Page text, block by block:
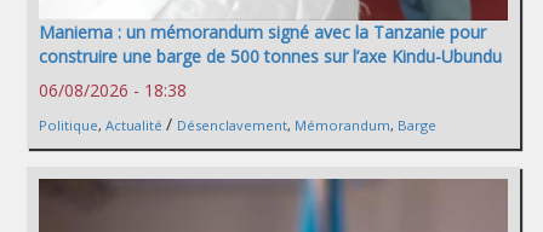
Maniema : un mémorandum signé avec la Tanzanie pour
construire une barge de 500 tonnes sur l’axe Kindu-Ubundu
06/08/2026 - 18:38
Politique, Actualité / Désenclavement, Mémorandum, Barge